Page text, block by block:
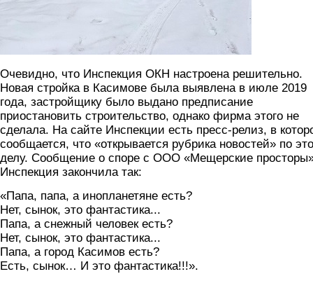
Очевидно, что Инспекция ОКН настроена решительно.
Новая стройка в Касимове была выявлена в июле 2019
года, застройщику было выдано предписание
приостановить строительство, однако фирма этого не
сделала. На сайте Инспекции есть пресс-релиз, в
сообщается, что «открывается рубрика новостей» по
делу. Сообщение о споре с ООО «Мещерские
Инспекция закончила так:
«Папа, папа, а инопланетяне есть?
Нет, сынок, это фантастика...
Папа, а снежный человек есть?
Нет, сынок, это фантастика...
Папа, а город Касимов есть?
Есть, сынок… И это фантастика!!!».